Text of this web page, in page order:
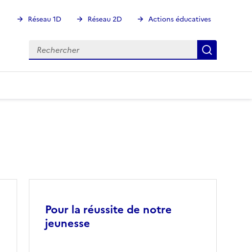
Réseau 1D Réseau 2D Actions éducatives
Rechercher
Rechercher
Pour la réussite de notre
jeunesse